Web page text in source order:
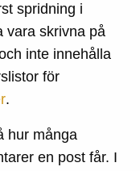
spridning i
vara skrivna på
inte innehålla
för
.
hur många
en post får. I